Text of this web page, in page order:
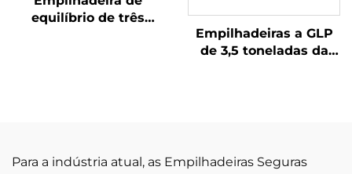
equilíbrio de três
Empilhadeiras a GLP
de 3,5 toneladas da
Para a indústria atual, as Empilhadeiras Seguras